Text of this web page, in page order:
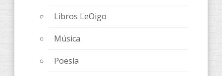
Libros LeOigo
Música
Poesía